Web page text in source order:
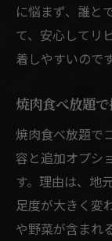
に悩まず、誰と
て、安心してリ
着しやすいのです
焼肉食べ放題
焼肉食べ放題で
容と追加オプシ
す。理由は、地
足度が大きく変
や野菜が含まれ